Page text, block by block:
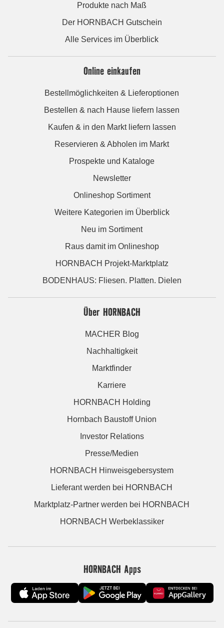
Produkte nach Maß
Der HORNBACH Gutschein
Alle Services im Überblick
Online einkaufen
Bestellmöglichkeiten & Lieferoptionen
Bestellen & nach Hause liefern lassen
Kaufen & in den Markt liefern lassen
Reservieren & Abholen im Markt
Prospekte und Kataloge
Newsletter
Onlineshop Sortiment
Weitere Kategorien im Überblick
Neu im Sortiment
Raus damit im Onlineshop
HORNBACH Projekt-Marktplatz
BODENHAUS: Fliesen. Platten. Dielen
Über HORNBACH
MACHER Blog
Nachhaltigkeit
Marktfinder
Karriere
HORNBACH Holding
Hornbach Baustoff Union
Investor Relations
Presse/Medien
HORNBACH Hinweisgebersystem
Lieferant werden bei HORNBACH
Marktplatz-Partner werden bei HORNBACH
HORNBACH Werbeklassiker
HORNBACH Apps